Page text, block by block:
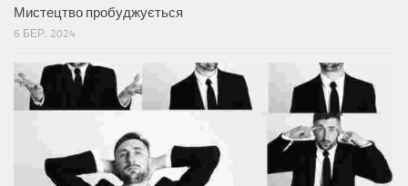
Мистецтво пробуджується
6 БЕР, 2024